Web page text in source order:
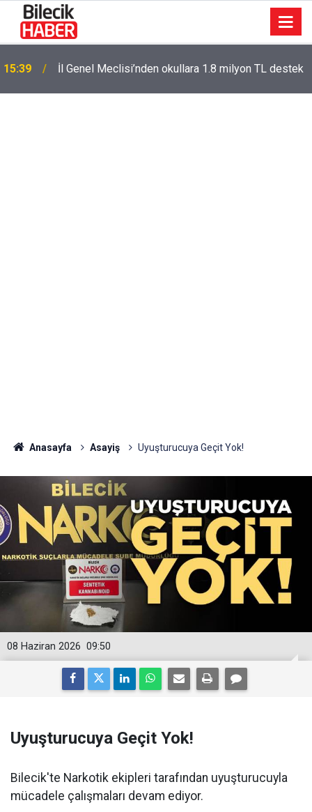
15:39 İl Genel Meclisi’nden okullara 1.8 milyon TL destek
Anasayfa Asayiş Uyuşturucuya Geçit Yok!
09:50
08 Haziran 2026
Uyuşturucuya Geçit Yok!
Bilecik'te Narkotik ekipleri tarafından uyuşturucuyla
mücadele çalışmaları devam ediyor.